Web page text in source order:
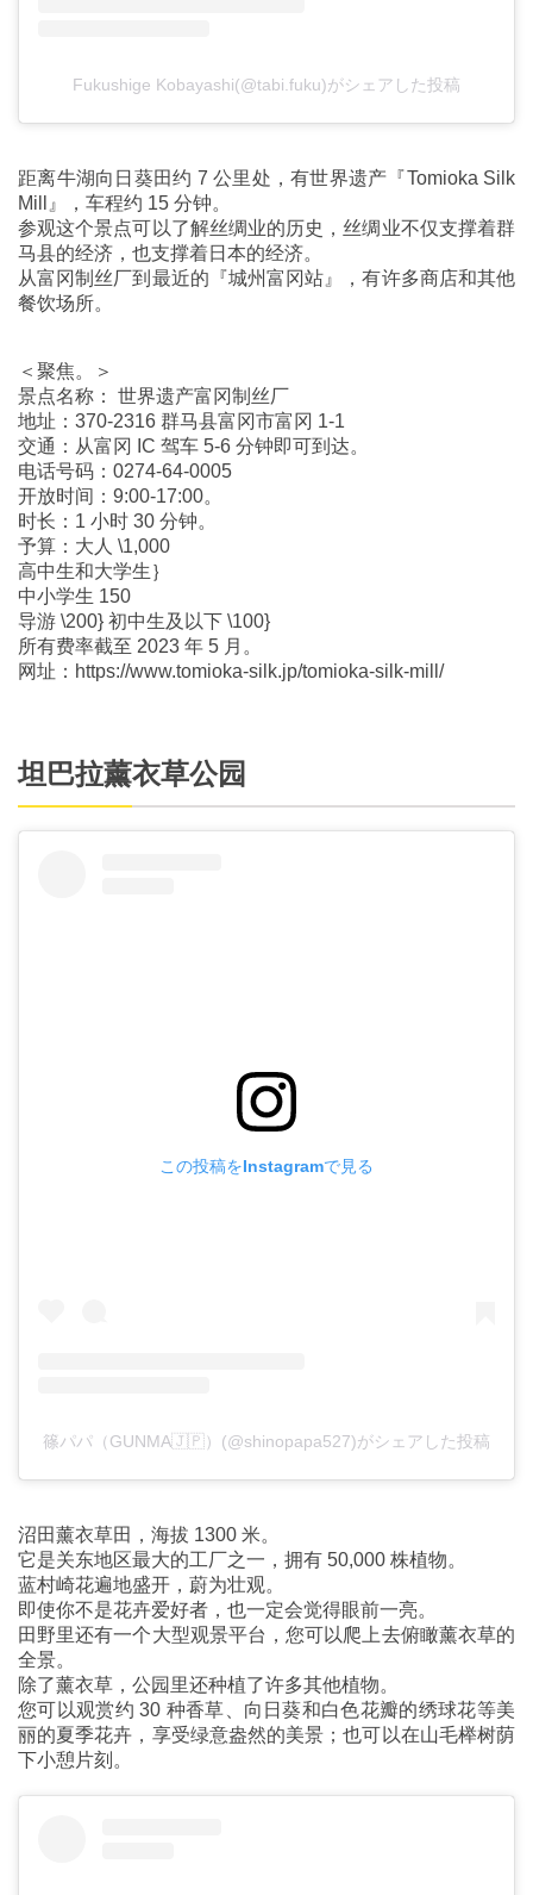
Fukushige Kobayashi(@tabi.fuku)がシェアした投稿
距离牛湖向日葵田约 7 公里处，有世界遗产『Tomioka Silk
Mill』，车程约 15 分钟。
参观这个景点可以了解丝绸业的历史，丝绸业不仅支撑着群
马县的经济，也支撑着日本的经济。
从富冈制丝厂到最近的『城州富冈站』，有许多商店和其他
餐饮场所。
＜聚焦。＞
景点名称： 世界遗产富冈制丝厂
地址：370-2316 群马县富冈市富冈 1-1
交通：从富冈 IC 驾车 5-6 分钟即可到达。
电话号码：0274-64-0005
开放时间：9:00-17:00。
时长：1 小时 30 分钟。
予算：大人 \1,000
高中生和大学生｝
中小学生 150
导游 \200} 初中生及以下 \100}
所有费率截至 2023 年 5 月。
网址：https://www.tomioka-silk.jp/tomioka-silk-mill/
坦巴拉薰衣草公园
この投稿をInstagramで見る
篠パパ（GUNMA🇯🇵）(@shinopapa527)がシェアした投稿
沼田薰衣草田，海拔 1300 米。
它是关东地区最大的工厂之一，拥有 50,000 株植物。
蓝村崎花遍地盛开，蔚为壮观。
即使你不是花卉爱好者，也一定会觉得眼前一亮。
田野里还有一个大型观景平台，您可以爬上去俯瞰薰衣草的
全景。
除了薰衣草，公园里还种植了许多其他植物。
您可以观赏约 30 种香草、向日葵和白色花瓣的绣球花等美
丽的夏季花卉，享受绿意盎然的美景；也可以在山毛榉树荫
下小憩片刻。